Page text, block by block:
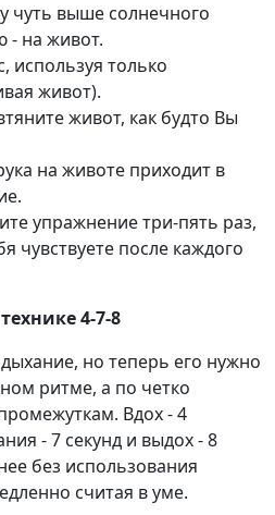
чуть выше солнечного
- на живот.
используя только
живот).
живот, как будто Вы
на животе приходит в
упражнение три-пять раз,
чувствуете после каждого
4-7-8
но теперь его нужно
ритме, а по четко
Вдох - 4
- 7 секунд и выдох - 8
без использования
считая в уме.